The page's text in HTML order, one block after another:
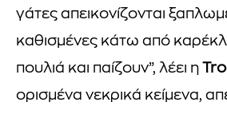
γάτες απεικονίζονται
καθισμένες κάτω από
πουλιά και παίζουν”, λέει η
ορισμένα νεκρικά κείμενα,